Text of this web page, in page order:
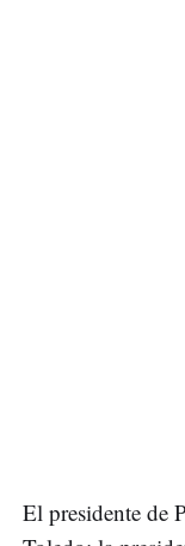
El presidente de